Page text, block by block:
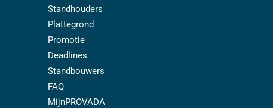
Standhouders
Plattegrond
Promotie
Deadlines
Standbouwers
FAQ
MijnPROVADA